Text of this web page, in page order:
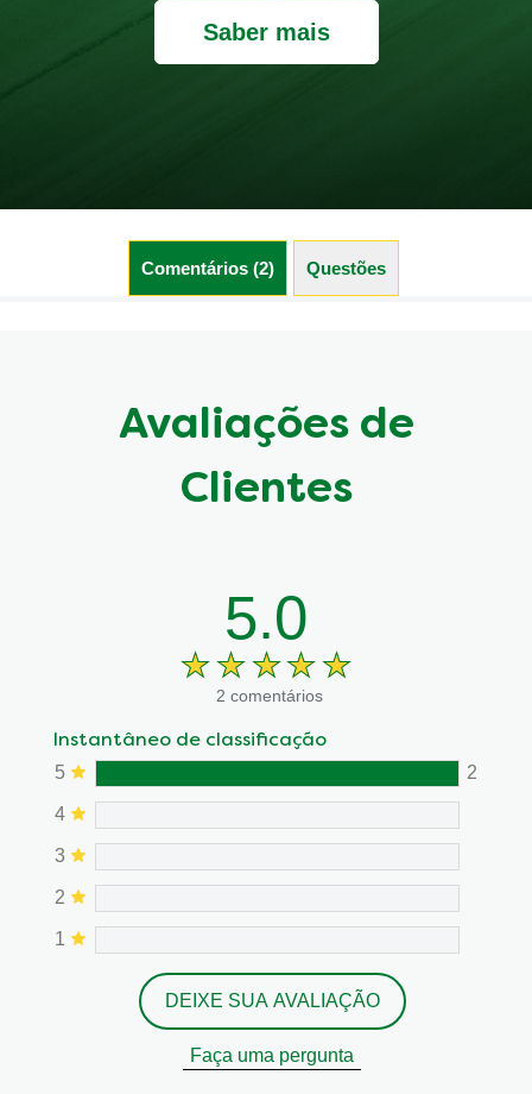
Saber mais
Comentários (2) Questões (0)
Avaliações de
Clientes
5.0
2 comentários
Instantâneo de classificação
5 2
4
3
2
1
DEIXE SUA AVALIAÇÃO
Faça uma pergunta